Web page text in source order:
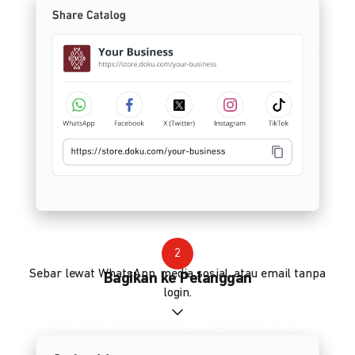
2
Bagikan ke Pelanggan
Sebar lewat WhatsApp, media sosial, atau email tanpa
login.